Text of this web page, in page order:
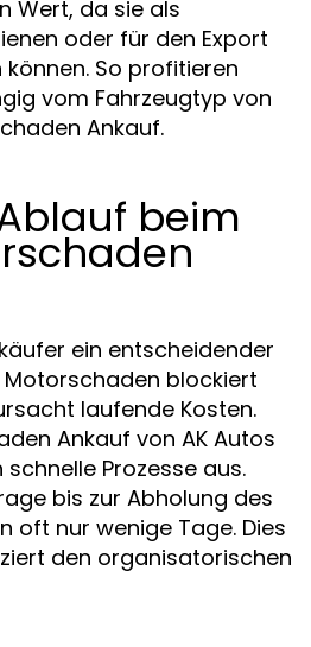
Wert, da sie als
oder für den Export
So profitieren
vom Fahrzeugtyp von
Ankauf.
beim
ein entscheidender
Motorschaden blockiert
laufende Kosten.
Ankauf von AK Autos
Prozesse aus.
bis zur Abholung des
oft nur wenige Tage. Dies
den organisatorischen